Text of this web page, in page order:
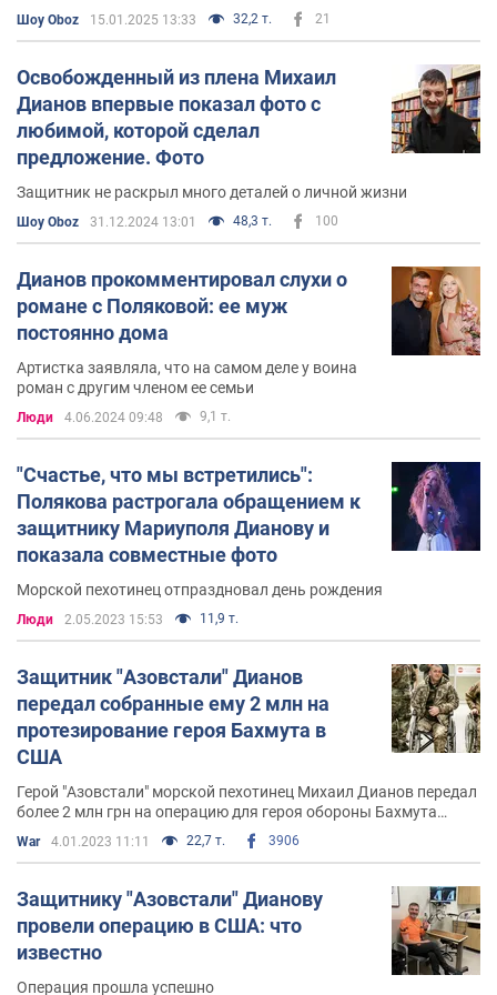
передал проекту "Детство без войны", который
помогает с эвакуацией детей-сирот из зоны боевых
помощь семьям погибших футбольных фанатов.
В итоге на помощь Дианову украинцы собрали более
23 млн грн. Все средства он передал собратьям, а
лечение и реабилитацию герояоплатил украинский
бизнесмен Ринат Ахметов .
реабилитацию проходил герой Бахмута Роман
Григорян.На его лечение Дианов передал более 2 млн
грниз собранных средств.
Личная жизнь
Михаил Дианов дважды женат. С бывшей женой
Со второй женой Мирославой воспитывает ее сына от
первого брака.
Шоу Oboz 15.01.2025 13:33 32,2 т. 21
Освобожденный из плена Михаил
Дианов впервые показал фото с
любимой, которой сделал
предложение. Фото
Защитник не раскрыл много деталей о личной жизни
Шоу Oboz 31.12.2024 13:01 48,3 т. 100
Дианов прокомментировал слухи о
романе с Поляковой: ее муж
постоянно дома
Артистка заявляла, что на самом деле у воина
роман с другим членом ее семьи
Люди 4.06.2024 09:48 9,1 т.
"Счастье, что мы встретились":
Полякова растрогала обращением к
защитнику Мариуполя Дианову и
показала совместные фото
Морской пехотинец отпраздновал день рождения
Люди 2.05.2023 15:53 11,9 т.
Защитник "Азовстали" Дианов
передал собранные ему 2 млн на
протезирование героя Бахмута в
США
Герой "Азовстали" морской пехотинец Михаил Дианов передал
более 2 млн грн на операцию для героя обороны Бахмута
Романа Григоряна в США
War 4.01.2023 11:11 22,7 т. 3906
Защитнику "Азовстали" Дианову
провели операцию в США: что
известно
Операция прошла успешно